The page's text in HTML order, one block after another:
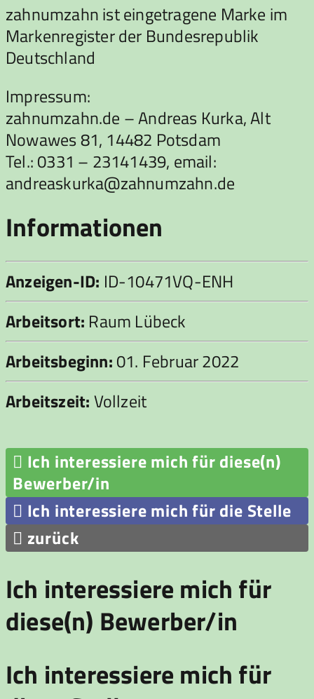
zahnumzahn ist eingetragene Marke im
Markenregister der Bundesrepublik
Deutschland
Impressum:
zahnumzahn.de – Andreas Kurka, Alt
Nowawes 81, 14482 Potsdam
Tel.: 0331 – 23141439, email:
andreaskurka@zahnumzahn.de
Informationen
Anzeigen-ID: ID-10471VQ-ENH
Arbeitsort: Raum Lübeck
Arbeitsbeginn:01. Februar 2022
Arbeitszeit:Vollzeit
 Ich interessiere mich für diese(n)
Bewerber/in
 Ich interessiere mich für die Stelle
 zurück
Ich interessiere mich für
diese(n) Bewerber/in
Ich interessiere mich für